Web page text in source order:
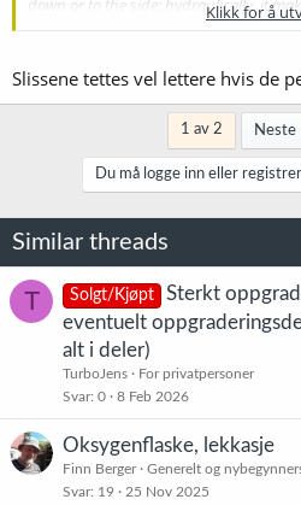
down or to the side; hydraulically, it
Slik jeg skjønner det, betyr dette at
skal ha slisser, og at det ikke har noen
Velvelvel, alt kan vel endres eller
nerding igjen!
Klikk for å
Slissene tettes vel lettere hvis de
1 av 2 Neste
Du må logge inn eller
Similar threads
T Solgt/Kjøpt
Sterkt
eventuelt
alt i deler)
TurboJens
For privatpersoner
Svar 0 8 Feb 2026
Oksygenflaske, lekkasje
Finn Berger
Generelt og
Svar 19 25 Nov 2025